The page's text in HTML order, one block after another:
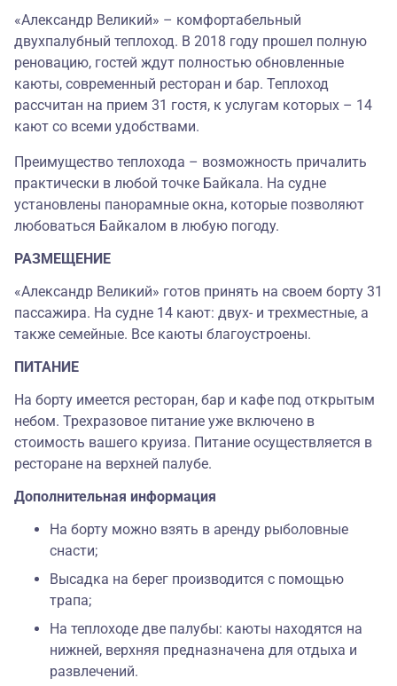
«Александр Великий» – комфортабельный
двухпалубный теплоход. В 2018 году прошел полную
реновацию, гостей ждут полностью обновленные
каюты, современный ресторан и бар. Теплоход
рассчитан на прием 31 гостя, к услугам которых – 14
кают со всеми удобствами.
Преимущество теплохода – возможность причалить
практически в любой точке Байкала. На судне
установлены панорамные окна, которые позволяют
любоваться Байкалом в любую погоду.
РАЗМЕЩЕНИЕ
«Александр Великий» готов принять на своем борту 31
пассажира. На судне 14 кают: двух- и трехместные, а
также семейные. Все каюты благоустроены.
ПИТАНИЕ
На борту имеется ресторан, бар и кафе под открытым
небом. Трехразовое питание уже включено в
стоимость вашего круиза. Питание осуществляется в
ресторане на верхней палубе.
Дополнительная информация
На борту можно взять в аренду рыболовные
снасти;
Высадка на берег производится с помощью
трапа;
На теплоходе две палубы: каюты находятся на
нижней, верхняя предназначена для отдыха и
развлечений.